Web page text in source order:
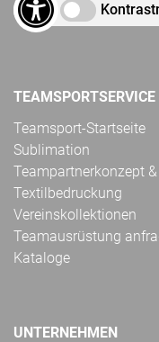
TEAMSPORTSERVICE
Teamsport-Startseite
Sublimation
Teampartnerkonzept
Textilbedruckung
Vereinskollektionen
Teamausrüstung
Kataloge
UNTERNEHMEN